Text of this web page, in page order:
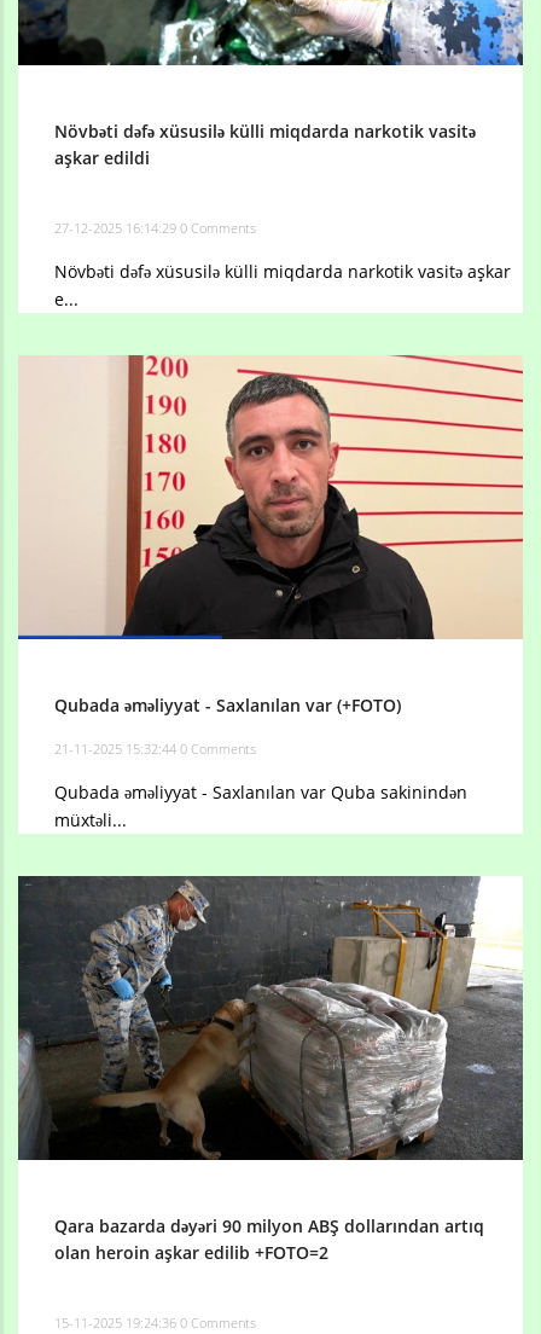
Növbəti dəfə xüsusilə külli miqdarda narkotik vasitə
aşkar edildi
27-12-2025 16:14:29 0 Comments
Növbəti dəfə xüsusilə külli miqdarda narkotik vasitə aşkar
e...
Qubada əməliyyat - Saxlanılan var (+FOTO)
21-11-2025 15:32:44 0 Comments
Qubada əməliyyat - Saxlanılan var Quba sakinindən
müxtəli...
Qara bazarda dəyəri 90 milyon ABŞ dollarından artıq
olan heroin aşkar edilib +FOTO=2
15-11-2025 19:24:36 0 Comments